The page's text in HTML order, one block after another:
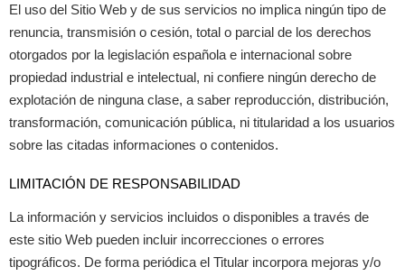
El uso del Sitio Web y de sus servicios no implica ningún tipo de
renuncia, transmisión o cesión, total o parcial de los derechos
otorgados por la legislación española e internacional sobre
propiedad industrial e intelectual, ni confiere ningún derecho de
explotación de ninguna clase, a saber reproducción, distribución,
transformación, comunicación pública, ni titularidad a los usuarios
sobre las citadas informaciones o contenidos.
LIMITACIÓN DE RESPONSABILIDAD
La información y servicios incluidos o disponibles a través de
este sitio Web pueden incluir incorrecciones o errores
tipográficos. De forma periódica el Titular incorpora mejoras y/o